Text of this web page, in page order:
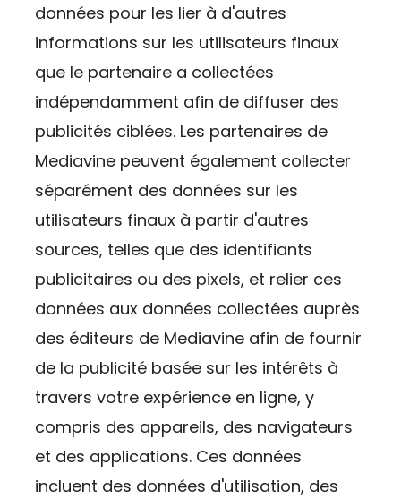
données pour les lier à d'autres
informations sur les utilisateurs finaux
que le partenaire a collectées
indépendamment afin de diffuser des
publicités ciblées. Les partenaires de
Mediavine peuvent également collecter
séparément des données sur les
utilisateurs finaux à partir d'autres
sources, telles que des identifiants
publicitaires ou des pixels, et relier ces
données aux données collectées auprès
des éditeurs de Mediavine afin de fournir
de la publicité basée sur les intérêts à
travers votre expérience en ligne, y
compris des appareils, des navigateurs
et des applications. Ces données
incluent des données d'utilisation, des